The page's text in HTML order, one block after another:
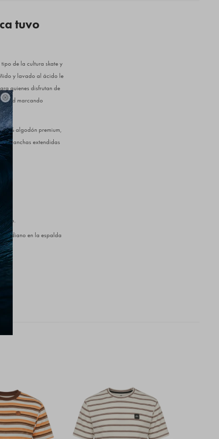

tuvo
de la cultura skate y
y lavado al ácido le
quienes disfrutan de
marcando
algodón premium,
anchas extendidas
mediano en la espalda